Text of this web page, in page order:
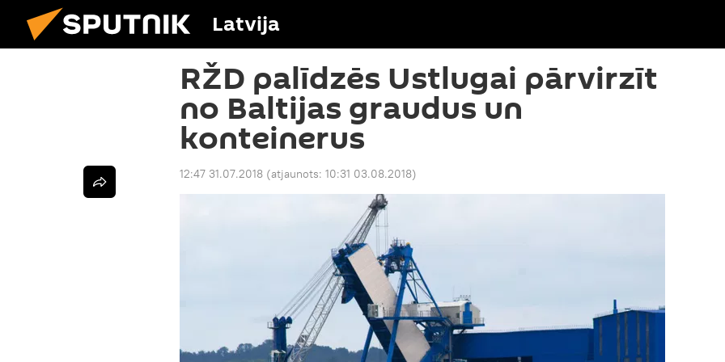
Latvija
RŽD palīdzēs Ustlugai pārvirzīt
no Baltijas graudus un
konteinerus
12:47 31.07.2018 (atjaunots: 10:31 03.08.2018)